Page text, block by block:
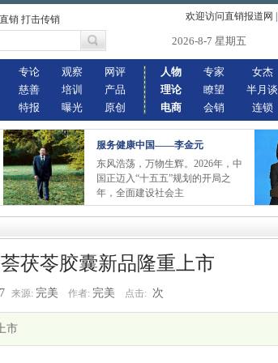
销 打击传销 欢迎访问直销报道网
2026-8-7 星期五
专论
慈善
特报
观察
培训
曝光
网评
产品
原创
人物
理论
电商
专家
瞭望
会销
女杰
半月谈
连锁
服务健康中国——李金元
东风浩荡，万物生辉。2026年，中
国正迈入“十五五”规划的开局之
年，全面建设社会主
茯苓胶囊新品隆重上市
来源: 完美 作者: 完美 点击: 次
市